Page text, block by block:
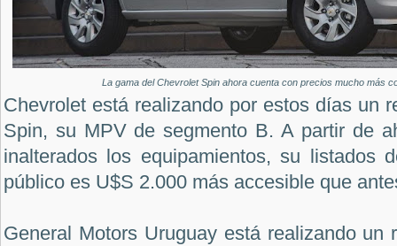
La gama del Chevrolet Spin ahora cuenta con precios mucho más
Chevrolet está realizando por estos días un
Spin, su MPV de segmento B. A partir de
inalterados los equipamientos, su listados
público es U$S 2.000 más accesible que
General Motors Uruguay está realizando un